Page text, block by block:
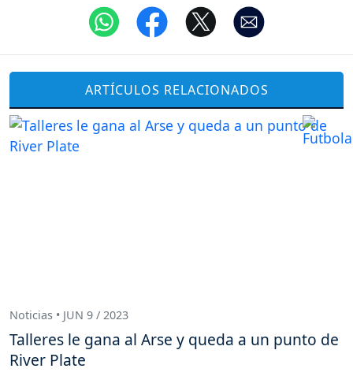
ARTÍCULOS RELACIONADOS
Noticias • JUN 9 / 2023
Talleres le gana al Arse y queda a un punto de
River Plate